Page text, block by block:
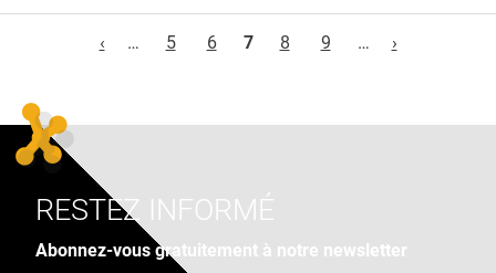
‹
… 5 6 7 8 9 … ›
RESTEZ INFORMÉ
Abonnez-vous gratuitement à notre newsletter